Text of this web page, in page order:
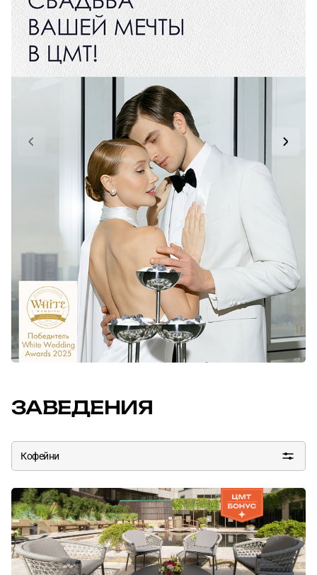
ЗАВЕДЕНИЯ
Кофейни
Все